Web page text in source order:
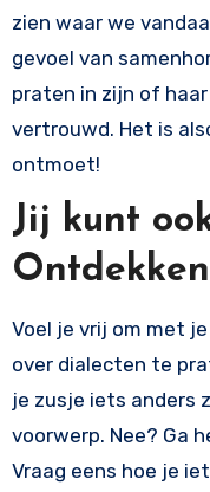
zien waar we
gevoel van
praten in zijn of
vertrouwd. Het is
ontmoet!
Jij kunt
Voel je vrij om met
over dialecten te
je zusje iets anders
voorwerp. Nee? Ga
Vraag eens hoe je